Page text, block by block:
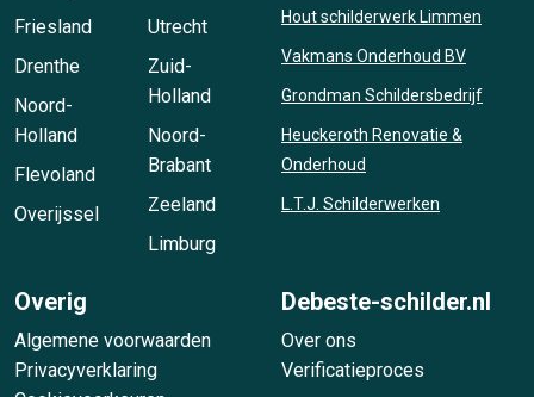
Friesland
Drenthe
Noord-
Holland
Flevoland
Overijssel
Utrecht
Zuid-
Holland
Noord-
Brabant
Zeeland
Limburg
Hout schilderwerk Limmen
Vakmans Onderhoud BV
Grondman Schildersbedrijf
Heuckeroth Renovatie &
Onderhoud
L.T.J. Schilderwerken
Overig
Algemene voorwaarden
Privacyverklaring
Debeste-schilder.nl
Over ons
Verificatieproces